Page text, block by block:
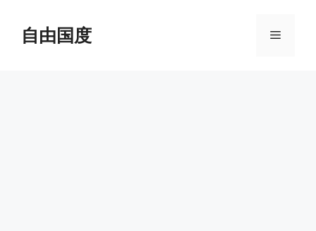
自由国度 菜